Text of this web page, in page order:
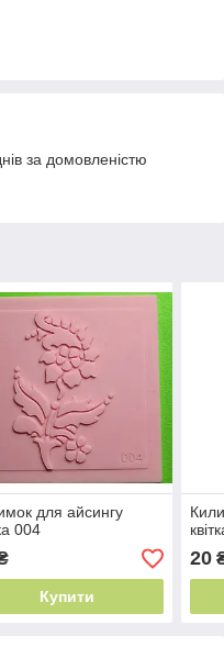
за домовленістю
для айсингу
004
Купити
20